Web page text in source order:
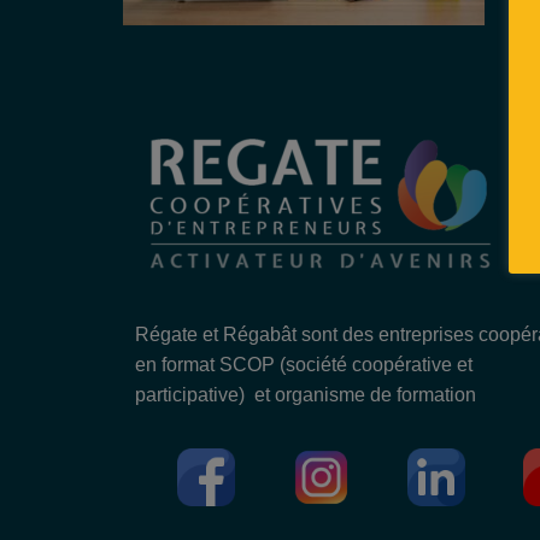
Régate et Régabât sont des entreprises
en format SCOP (société coopérative et
participative) et organisme de formation